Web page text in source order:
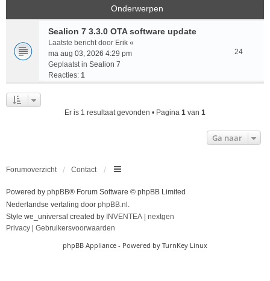
Onderwerpen
Sealion 7 3.3.0 OTA software update
Laatste bericht door Erik «
ma aug 03, 2026 4:29 pm
Geplaatst in Sealion 7
Reacties: 1
24
Er is 1 resultaat gevonden • Pagina 1 van 1
Ga naar
Forumoverzicht Contact
Powered by phpBB® Forum Software © phpBB Limited
Nederlandse vertaling door phpBB.nl .
Style we_universal created by INVENTEA
nextgen
Privacy
Gebruikersvoorwaarden
phpBB Appliance - Powered by TurnKey Linux